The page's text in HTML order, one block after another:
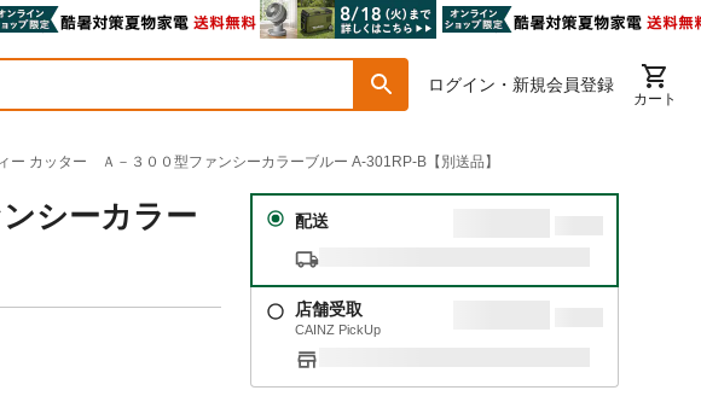
ログイン・新規会員登録
カート
ー カッター Ａ－３００型ファンシーカラーブルー A-301RP-B【別送品】
シーカラー
配送
店舗受取
CAINZ PickUp